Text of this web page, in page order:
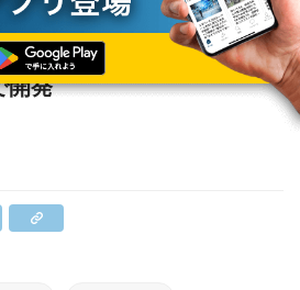
信機の部品を金属3Dプリンタで開発
望遠鏡の受信機の部品を
開発